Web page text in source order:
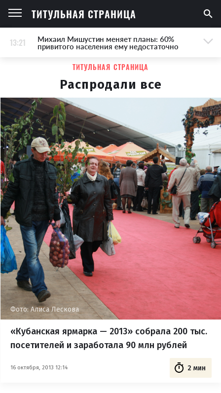
ТИТУЛЬНАЯ СТРАНИЦА
13:21 Михаил Мишустин меняет планы: 60%
привитого населения ему недостаточно
ТИТУЛЬНАЯ СТРАНИЦА
Распродали все
Фото: Алиса Лескова
«Кубанская ярмарка — 2013» собрала 200 тыс.
посетителей и заработала 90 млн рублей
16 октября, 2013 12:14 2 мин